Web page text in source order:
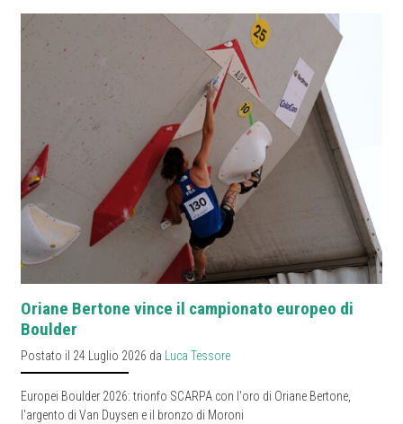
Oriane Bertone vince il campionato europeo di
Boulder
Postato il 24 Luglio 2026 da Luca Tessore
Europei Boulder 2026: trionfo SCARPA con l'oro di Oriane Bertone,
l'argento di Van Duysen e il bronzo di Moroni